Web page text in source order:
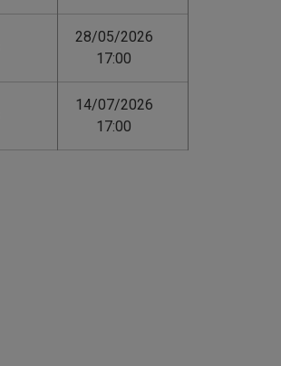
28/05/2026
17:00
14/07/2026
17:00